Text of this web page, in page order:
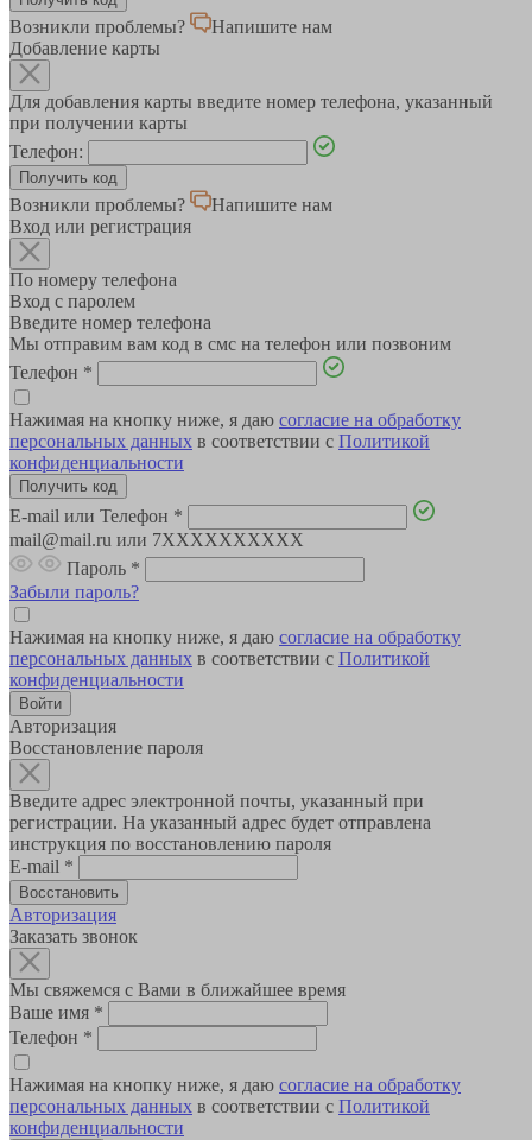
Возникли проблемы?
Напишите нам
Добавление карты
Для добавления карты введите номер телефона, указанный
при получении карты
Телефон:
Возникли проблемы?
Напишите нам
Вход или регистрация
По номеру телефона
Вход с паролем
Введите номер телефона
Мы отправим вам код в смс на телефон или позвоним
Телефон *
Нажимая на кнопку ниже, я даю согласие на обработку
персональных данных в соответствии с Политикой
конфиденциальности
E-mail или Телефон *
mail@mail.ru или 7XXXXXXXXXX
Пароль *
Забыли пароль?
Нажимая на кнопку ниже, я даю согласие на обработку
персональных данных в соответствии с Политикой
конфиденциальности
Авторизация
Восстановление пароля
Введите адрес электронной почты, указанный при
регистрации. На указанный адрес будет отправлена
инструкция по восстановлению пароля
E-mail *
Авторизация
Заказать звонок
Мы свяжемся с Вами в ближайшее время
Ваше имя *
Телефон *
Нажимая на кнопку ниже, я даю согласие на обработку
персональных данных в соответствии с Политикой
конфиденциальности